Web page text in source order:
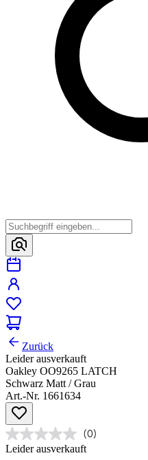
Zurück
Leider ausverkauft
Oakley OO9265 LATCH
Schwarz Matt / Grau
Art.-Nr. 1661634
(0)
Leider ausverkauft